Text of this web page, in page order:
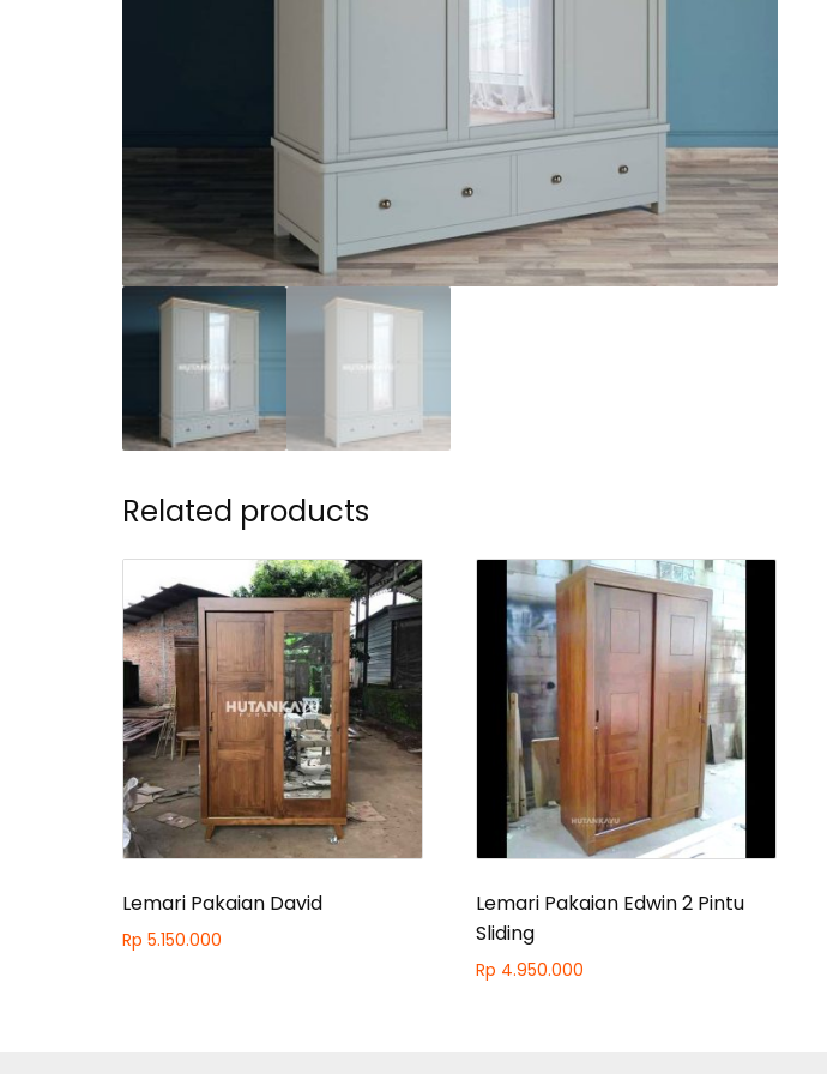
Related products
Lemari Pakaian David
Rp 5.150.000
Lemari Pakaian Edwin 2 Pintu
Sliding
Rp 4.950.000